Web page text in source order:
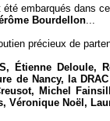
embarqués dans
Bourdellon...
précieux de
Étienne
de Nancy, la
Michel
Véronique Noël,